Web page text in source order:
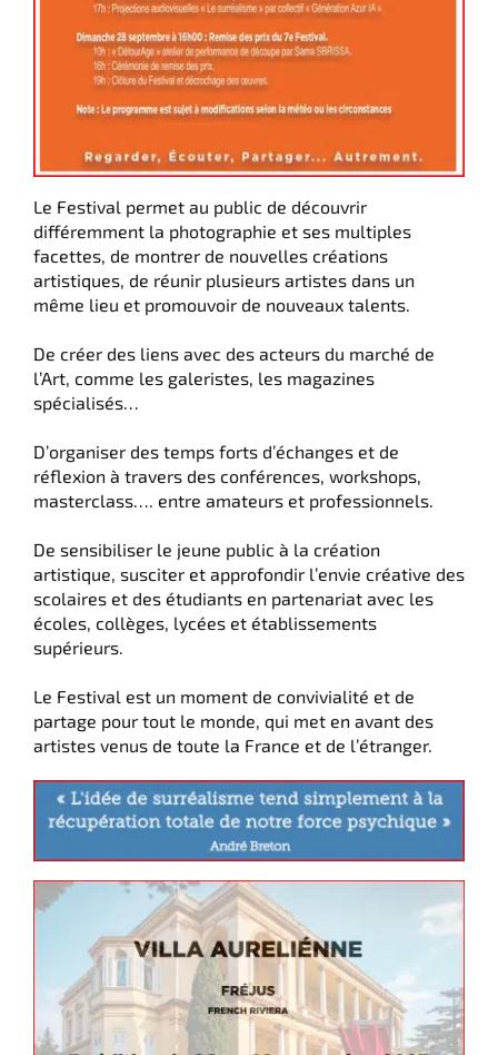
Le Festival permet au public de découvrir
différemment la photographie et ses multiples
facettes, de montrer de nouvelles créations
artistiques, de réunir plusieurs artistes dans un
même lieu et promouvoir de nouveaux talents.
De créer des liens avec des acteurs du marché de
l’Art, comme les galeristes, les magazines
spécialisés…
D’organiser des temps forts d’échanges et de
réflexion à travers des conférences, workshops,
masterclass…. entre amateurs et professionnels.
De sensibiliser le jeune public à la création
artistique, susciter et approfondir l’envie créative des
scolaires et des étudiants en partenariat avec les
écoles, collèges, lycées et établissements
supérieurs.
Le Festival est un moment de convivialité et de
partage pour tout le monde, qui met en avant des
artistes venus de toute la France et de l’étranger.